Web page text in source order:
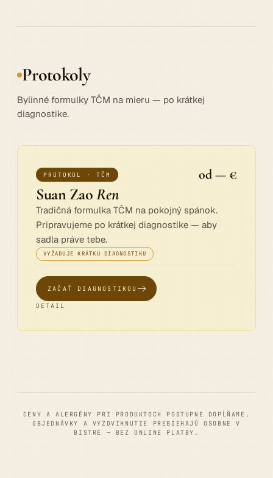
Protokoly
Bylinné formulky TČM na mieru — po krátkej
diagnostike.
PROTOKOL · TČM od — €
Suan ZaoRen
Tradičná formulka TČM na pokojný spánok.
Pripravujeme po krátkej diagnostike — aby
sadla práve tebe.
VYŽADUJE KRÁTKU DIAGNOSTIKU
ZAČAŤ DIAGNOSTIKOU
DETAIL
CENY A ALERGÉNY PRI PRODUKTOCH POSTUPNE DOPĹŇAME.
OBJEDNÁVKY A VYZDVIHNUTIE PREBIEHAJÚ OSOBNE V
BISTRE — BEZ ONLINE PLATBY.